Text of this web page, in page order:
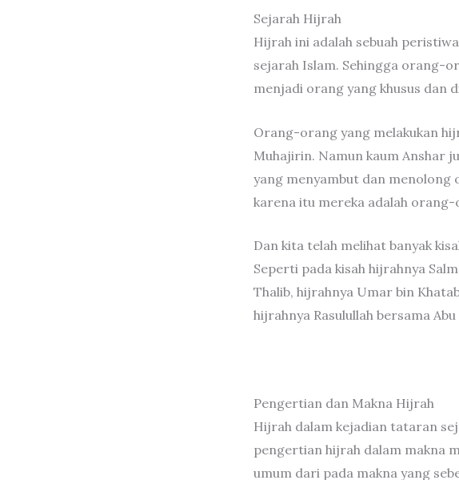
Sejarah Hijrah
Hijrah ini adalah sebuah
sejarah Islam. Sehingga orang-
menjadi orang yang khusus dan
Orang-orang yang melakukan
Muhajirin. Namun kaum Anshar
yang menyambut dan menolong
karena itu mereka adalah
Dan kita telah melihat banyak
Seperti pada kisah hijrahnya
Thalib, hijrahnya Umar bin
hijrahnya Rasulullah bersama
Pengertian dan Makna Hijrah
Hijrah dalam kejadian tataran
pengertian hijrah dalam makna
umum dari pada makna yang